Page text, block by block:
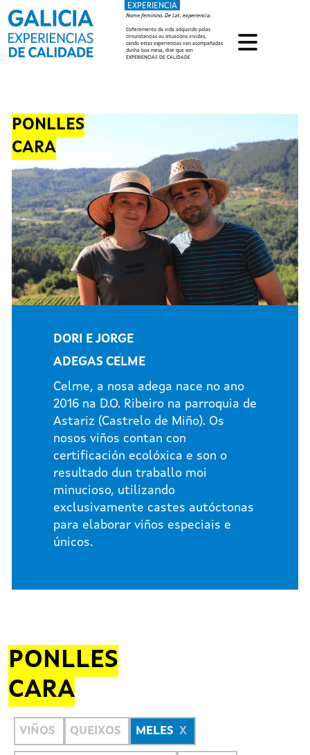
Ir o contido principal
EXPERIENCIA
Nome feminino. De lat. experiencia.
Coñecemento da vida adquirido polas
circunstancias ou situacións vividas,
cando estas experiencias van acompañadas
dunha boa mesa, dise que son
EXPERIENCIAS DE CALIDADE
PONLLES
CARA
DORI E JORGE
ADEGAS CELME
Celme, a nosa adega nace no ano
2016 na D.O. Ribeiro na parroquia de
Astariz (Castrelo de Miño). Os
nosos viños contan con
certificación ecolóxica e son o
resultado dun traballo moi
minucioso, utilizando
exclusivamente castes autóctonas
para elaborar viños especiais e
únicos.
PONLLES
CARA
VIÑOS QUEIXOS MELES